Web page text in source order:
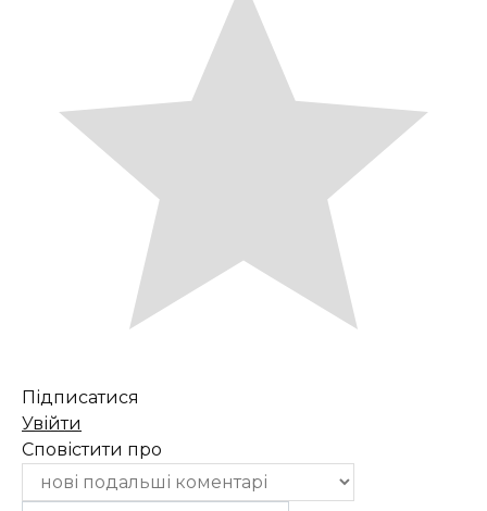
Підписатися
Увійти
Сповістити про